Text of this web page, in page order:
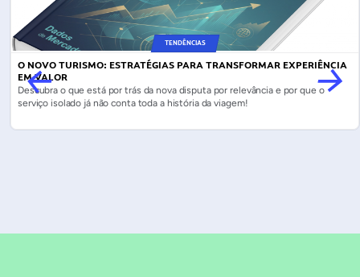
TENDÊNCIAS
O NOVO TURISMO: ESTRATÉGIAS PARA TRANSFORMAR EXPERIÊNCIA
EM VALOR
Descubra o que está por trás da nova disputa por relevância e por que o
serviço isolado já não conta toda a história da viagem!